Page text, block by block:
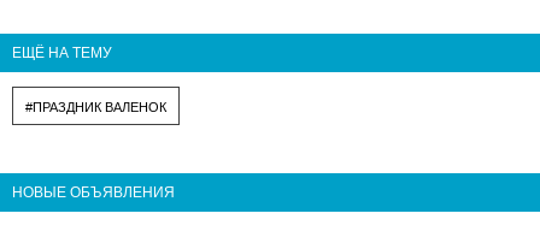
ЕЩЁ НА ТЕМУ
#ПРАЗДНИК ВАЛЕНОК
НОВЫЕ ОБЪЯВЛЕНИЯ